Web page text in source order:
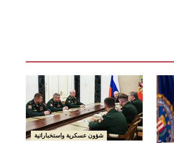
شؤون عسكرية واستخباراتية